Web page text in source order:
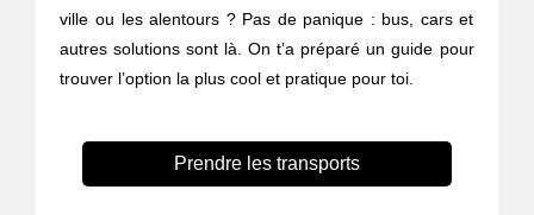
ville ou les alentours ? Pas de panique : bus, cars et
autres solutions sont là. On t’a préparé un guide pour
trouver l’option la plus cool et pratique pour toi.
Prendre les transports